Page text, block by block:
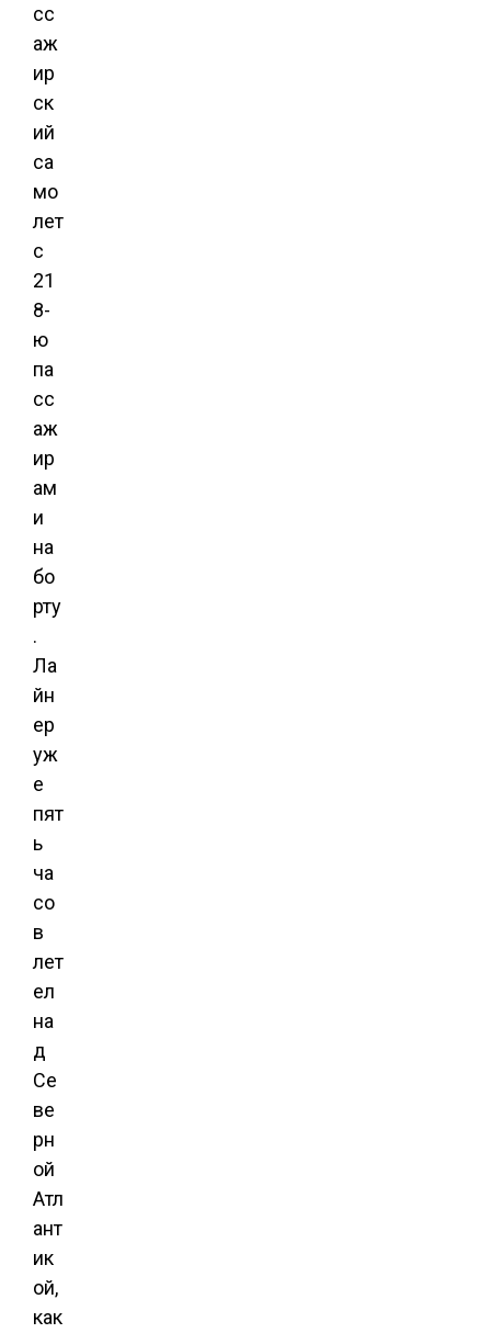
сс
аж
ир
ск
ий
са
мо
лет
с
21
8-
ю
па
сс
аж
ир
ам
и
на
бо
рту
.
Ла
йн
ер
уж
е
пят
ь
ча
со
в
лет
ел
на
д
Се
ве
рн
ой
Атл
ант
ик
ой,
как